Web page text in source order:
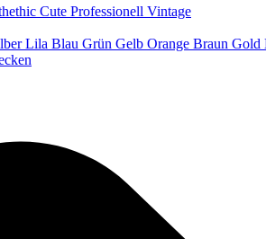
Cute Professionell Vintage
Lila Blau Grün Gelb Orange Braun Gold